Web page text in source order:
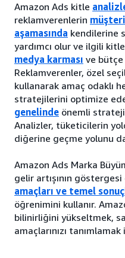
Amazon Ads kitle
reklamverenlerin
aşamasında kendilerine
yardımcı olur ve ilgili
medya karması ve bütçe
Reklamverenler, özel
kullanarak amaç odaklı
stratejilerini optimize
genelinde önemli
Analizler, tüketicilerin
diğerine geçme yolunu
Amazon Ads Marka
gelir artışının
amaçları ve temel
öğrenimini kullanır.
bilinirliğini yükseltmek,
amaçlarınızı